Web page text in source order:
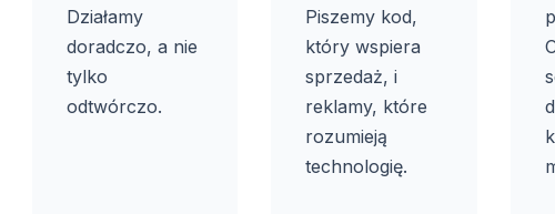
Działamy
doradczo, a nie
tylko
odtwórczo.
Piszemy kod,
który wspiera
sprzedaż, i
reklamy, które
rozumieją
technologię.